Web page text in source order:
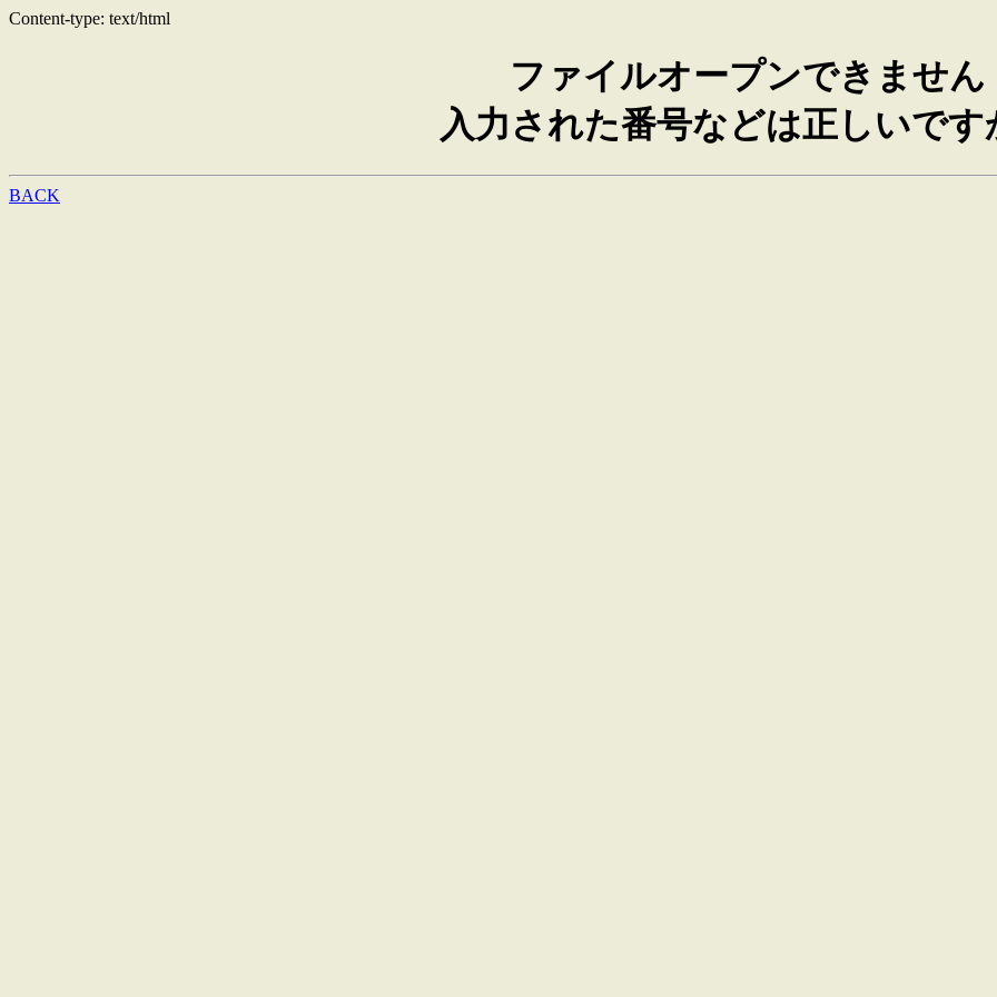
Content-type: text/html
ファイルオープンできません
入力された番号などは正しいです
BACK